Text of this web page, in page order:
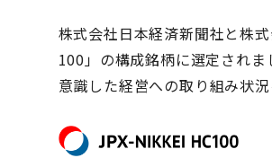
株式会社日本経済新聞社と株
100」の構成銘柄に選定され
意識した経営への取り組み状